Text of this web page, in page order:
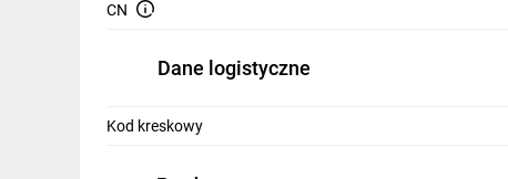
Dom i ogród
Klimatyzacja
CN
Dane logistyczne
Kod kreskowy